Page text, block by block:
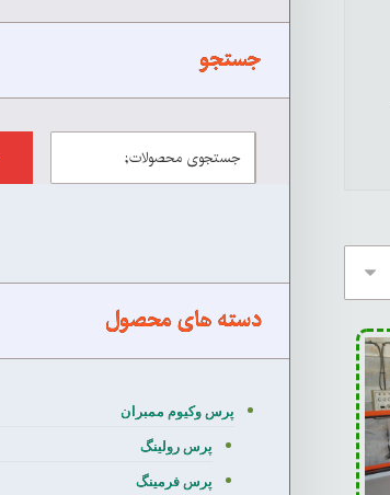
جستجو
دسته های محصول
پرس وکیوم ممبران
پرس رولینگ
پرس فرمینگ